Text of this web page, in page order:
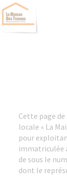
Cette page
locale « La
pour
immatriculée
de sous le
dont le